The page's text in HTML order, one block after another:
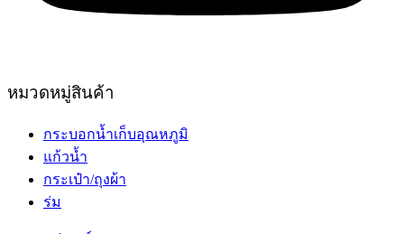
หมวดหมู่สินค้า
กระบอกน้ำเก็บอุณหภูมิ
แก้วน้ำ
กระเป๋า/ถุงผ้า
ร่ม